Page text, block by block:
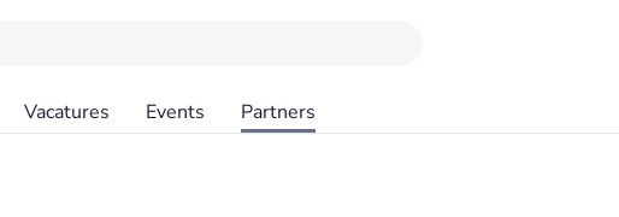
Vacatures Events Partners